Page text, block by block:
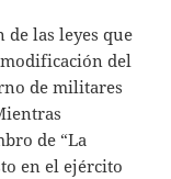
las leyes que
del
de militares
de “La
en el ejército